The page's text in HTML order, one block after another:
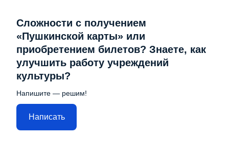
Сложности с получением
«Пушкинской карты» или
приобретением билетов? Знаете, как
улучшить работу учреждений
культуры?
Напишите — решим!
Написать